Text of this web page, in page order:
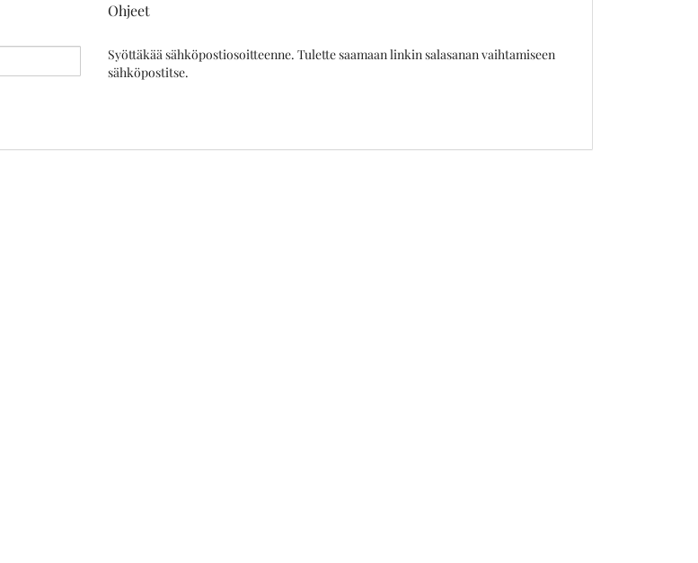
Ohjeet
Syöttäkää sähköpostiosoitteenne. Tulette saamaan linkin salasanan vaihtamiseen
sähköpostitse.